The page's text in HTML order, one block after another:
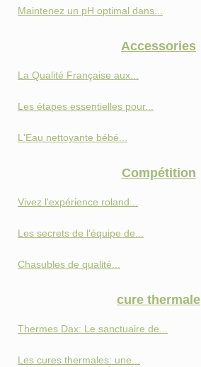
Maintenez un pH optimal dans...
Accessories
La Qualité Française aux...
Les étapes essentielles pour...
L'Eau nettoyante bébé...
Compétition
Vivez l'expérience roland...
Les secrets de l'équipe de...
Chasubles de qualité...
cure thermale
Thermes Dax: Le sanctuaire de...
Les cures thermales: une...